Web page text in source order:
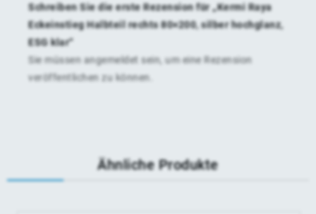
Schreiben Sie die erste Rezension für „Kermi Raya
Eckeinstieg Halbteil rechts 80×200, silber hochglanz,
ESG klar“
Sie müssen angemeldet sein, um eine Rezension
veröffentlichen zu können.
Ähnliche Produkte